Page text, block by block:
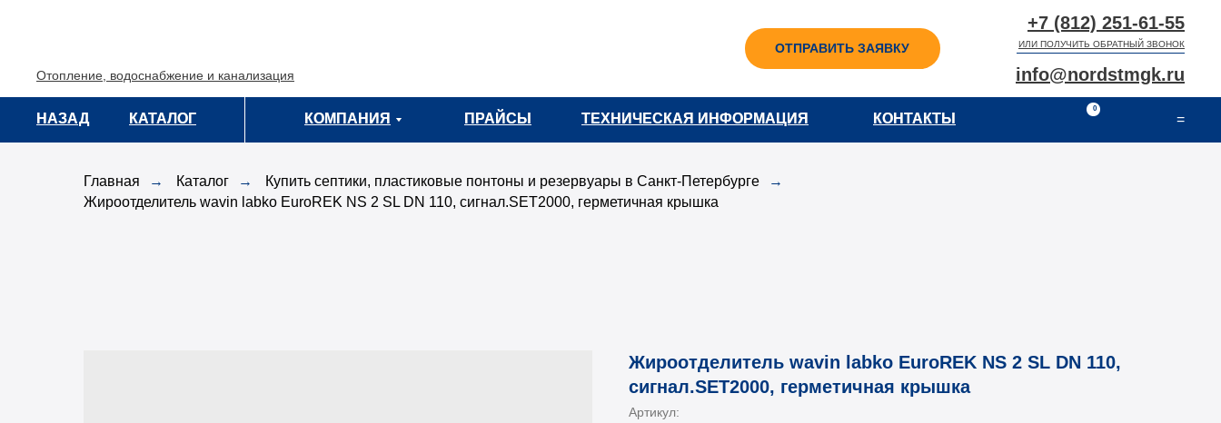
НАЗАД
НАЗАД КАТАЛОГ
КАТАЛОГ КОМПАНИЯ
КОМПАНИЯ ПРАЙСЫ
ПРАЙСЫ =
+7 (812) 251-61-55
info@nordstmgk.ru
ТЕХНИЧЕСКАЯ ИНФОРМАЦИЯ
ТЕХНИЧЕСКАЯ ИНФОРМАЦИЯ КОНТАКТЫ
КОНТАКТЫ
ИЛИ ПОЛУЧИТЬ ОБРАТНЫЙ ЗВОНОК
ОТПРАВИТЬ ЗАЯВКУ
Отопление, водоснабжение и канализация
0
Главная → Каталог → Купить септики, пластиковые понтоны и резервуары в Санкт-Петербурге
→
Жироотделитель wavin labko EuroREK NS 2 SL DN 110, сигнал.SET2000, герметичная крышка
Жироотделитель wavin labko EuroREK NS 2 SL DN 110,
сигнал.SET2000, герметичная крышка
Артикул: